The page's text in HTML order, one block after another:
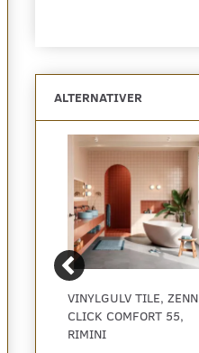
ALTERNATIVER
VINYLGULV TILE, ZENN
CLICK COMFORT 55,
RIMINI